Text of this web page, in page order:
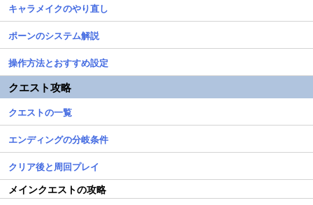
キャラメイクのやり直し
ポーンのシステム解説
操作方法とおすすめ設定
クエスト攻略
クエストの一覧
エンディングの分岐条件
クリア後と周回プレイ
メインクエストの攻略